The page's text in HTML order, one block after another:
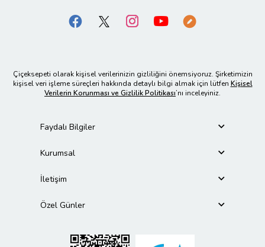
Çiçeksepeti olarak kişisel verilerinizin gizliliğini önemsiyoruz. Şirketimizin
kişisel veri işleme süreçleri hakkında detaylı bilgi almak için lütfen Kişisel
Verilerin Korunması ve Gizlilik Politikası’nı inceleyiniz.
Faydalı Bilgiler
Kurumsal
İletişim
Özel Günler